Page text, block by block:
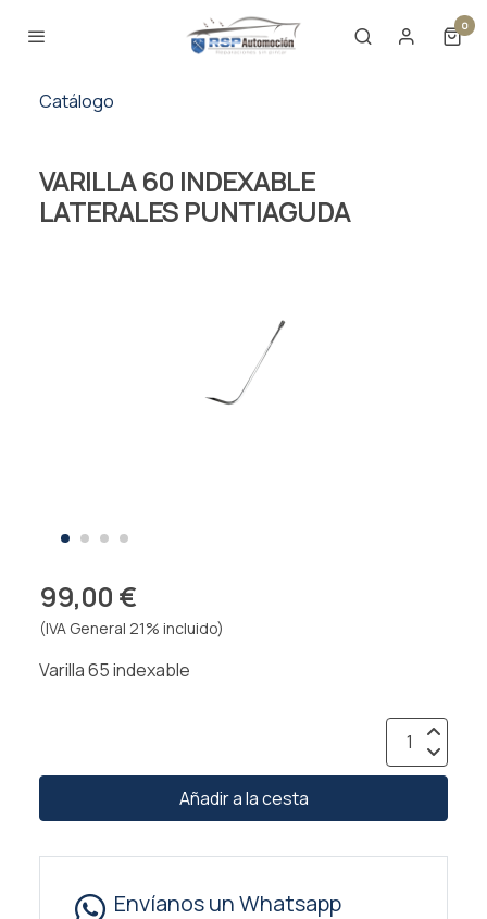
0
Catálogo
VARILLA 60 INDEXABLE
LATERALES PUNTIAGUDA
99,00 €
(IVA General 21% incluido)
Varilla 65 indexable
Añadir a la cesta
Envíanos un Whatsapp